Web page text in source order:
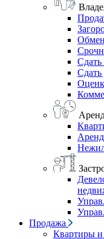
Сдать
Сдать
Продажа
Квартиры